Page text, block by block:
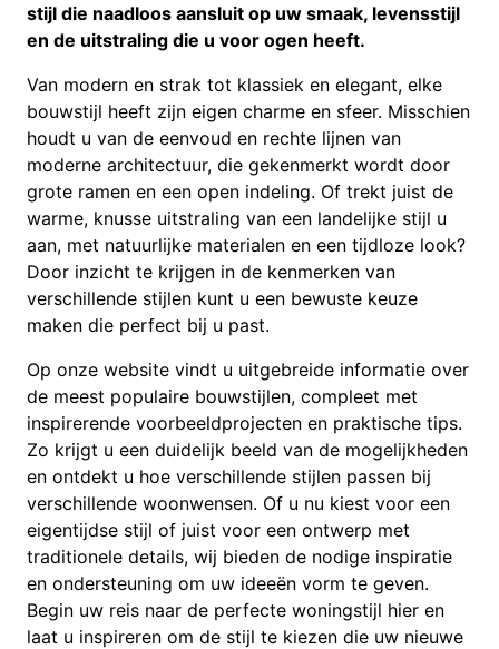
stijl die naadloos aansluit op uw smaak, levensstijl
en de uitstraling die u voor ogen heeft.
Van modern en strak tot klassiek en elegant, elke
bouwstijl heeft zijn eigen charme en sfeer. Misschien
houdt u van de eenvoud en rechte lijnen van
moderne architectuur, die gekenmerkt wordt door
grote ramen en een open indeling. Of trekt juist de
warme, knusse uitstraling van een landelijke stijl u
aan, met natuurlijke materialen en een tijdloze look?
Door inzicht te krijgen in de kenmerken van
verschillende stijlen kunt u een bewuste keuze
maken die perfect bij u past.
Op onze website vindt u uitgebreide informatie over
de meest populaire bouwstijlen, compleet met
inspirerende voorbeeldprojecten en praktische tips.
Zo krijgt u een duidelijk beeld van de mogelijkheden
en ontdekt u hoe verschillende stijlen passen bij
verschillende woonwensen. Of u nu kiest voor een
eigentijdse stijl of juist voor een ontwerp met
traditionele details, wij bieden de nodige inspiratie
en ondersteuning om uw ideeën vorm te geven.
Begin uw reis naar de perfecte woningstijl hier en
laat u inspireren om de stijl te kiezen die uw nieuwe